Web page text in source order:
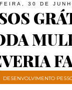
30 DE
DESENVOLVIMENTO